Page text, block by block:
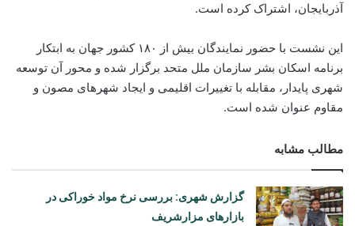
آذربایجان، اشتراک کرده است.
این نشست با حضور نمایندگان بیش از ۱۸۰ کشور جهان به ابتکار
برنامه اسکان بشر سازمان ملل متحد برگزار شده و محور آن توسعه
شهری پایدار، مقابله با تغییرات اقلیمی و ایجاد شهرهای مصون و
مقاوم عنوان شده است.
مطالب مشابه
گزارش شهری: بررسی نرخ مواد خوراکی در
بازارهای مزارشریف